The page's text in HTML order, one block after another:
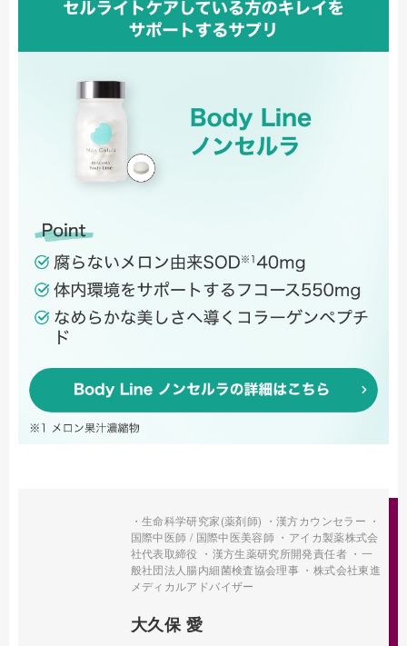
・生命科学研究家(薬剤師) ・漢方カウンセラー ・
国際中医師 / 国際中医美容師 ・アイカ製薬株式会
社代表取締役 ・漢方生薬研究所開発責任者 ・一
般社団法人腸内細菌検査協会理事 ・株式会社東進
メディカルアドバイザー
大久保 愛